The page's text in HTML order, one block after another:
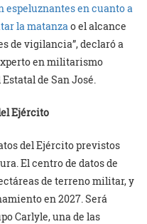
espeluznantes en cuanto a
la matanzao el alcance
de vigilancia”, declaró a
en militarismo
de San José.
Ejército
del Ejército previstos
El centro de datos de
de terreno militar, y
en 2027. Será
Carlyle, una de las